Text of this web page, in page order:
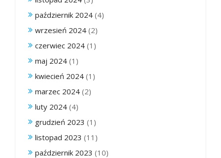
październik 2024 (4)
wrzesień 2024 (2)
czerwiec 2024 (1)
maj 2024 (1)
kwiecień 2024 (1)
marzec 2024 (2)
luty 2024 (4)
grudzień 2023 (1)
listopad 2023 (11)
październik 2023 (10)